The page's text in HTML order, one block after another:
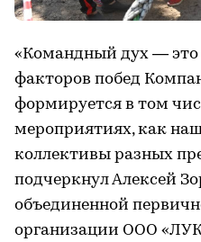
«Командный дух —
факторов побед
формируется в том
мероприятиях, как
коллективы разных
подчеркнул Алексей
объединенной
организации ООО